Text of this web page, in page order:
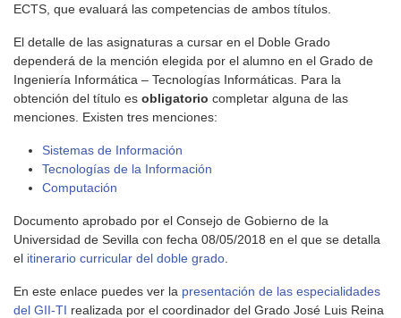
ECTS, que evaluará las competencias de ambos títulos.
El detalle de las asignaturas a cursar en el Doble Grado
dependerá de la mención elegida por el alumno en el Grado de
Ingeniería Informática – Tecnologías Informáticas. Para la
obtención del título es obligatorio completar alguna de las
menciones. Existen tres menciones:
Sistemas de Información
Tecnologías de la Información
Computación
Documento aprobado por el Consejo de Gobierno de la
Universidad de Sevilla con fecha 08/05/2018 en el que se detalla
el itinerario curricular del doble grado
En este enlace puedes ver la presentación de las especialidades
del GII-TI realizada por el coordinador del Grado José Luis Reina